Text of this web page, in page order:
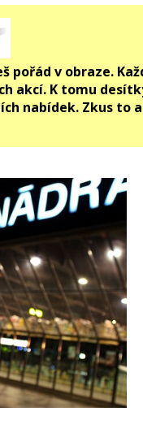
pořád v obraze.
akcí. K tomu
nabídek. Zkus to a